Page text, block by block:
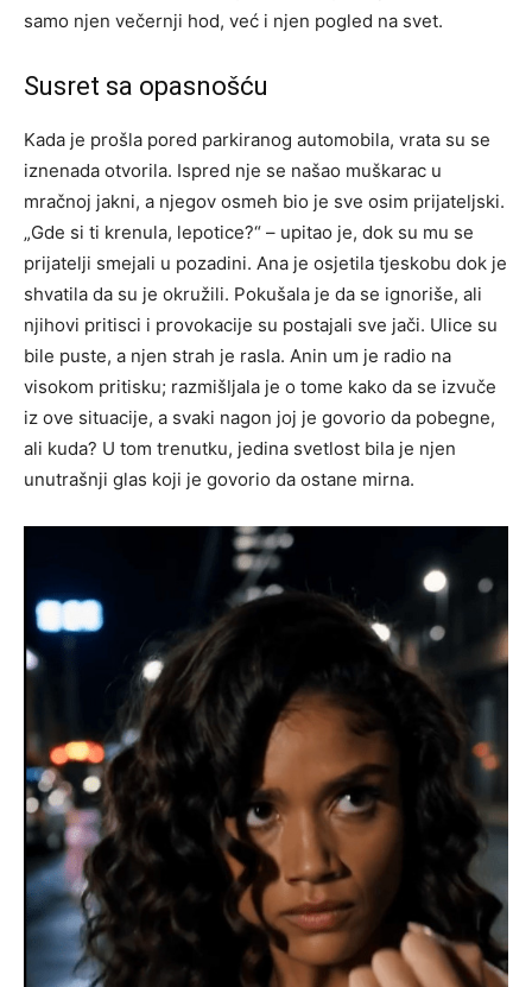
samo njen večernji hod, već i njen pogled na svet.
Susret sa opasnošću
Kada je prošla pored parkiranog automobila, vrata su se
iznenada otvorila. Ispred nje se našao muškarac u
mračnoj jakni, a njegov osmeh bio je sve osim prijateljski.
„Gde si ti krenula, lepotice?“ – upitao je, dok su mu se
prijatelji smejali u pozadini. Ana je osjetila tjeskobu dok je
shvatila da su je okružili. Pokušala je da se ignoriše, ali
njihovi pritisci i provokacije su postajali sve jači. Ulice su
bile puste, a njen strah je rasla. Anin um je radio na
visokom pritisku; razmišljala je o tome kako da se izvuče
iz ove situacije, a svaki nagon joj je govorio da pobegne,
ali kuda? U tom trenutku, jedina svetlost bila je njen
unutrašnji glas koji je govorio da ostane mirna.